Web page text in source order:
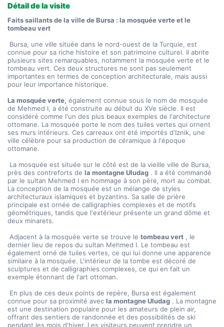
Détail de la visite
Faits saillants de la ville de Bursa : la mosquée verte et le
tombeau vert
connue pour sa riche histoire et son patrimoine culturel. Il abrite
plusieurs sites remarquables, notamment la mosquée verte et le
tombeau vert. Ces deux structures ne sont pas seulement
importantes en termes de conception architecturale, mais aussi
pour leur importance historique.
La mosquée verte, également connue sous le nom de mosquée
de Mehmed I, a été construite au début du XVe siècle. Il est
considéré comme l'un des plus beaux exemples de l'architecture
ottomane. La mosquée porte le nom des tuiles vertes qui ornent
ses murs intérieurs. Ces carreaux ont été importés d'Iznik, une
ville célèbre pour sa production de céramique à l'époque
ottomane.
près des contreforts de la montagne Uludag . Il a été commandé
par le sultan Mehmed I en hommage à son père, mort au combat.
La conception de la mosquée est un mélange de styles
architecturaux islamiques et byzantins. Sa salle de prière
principale est ornée de calligraphies complexes et de motifs
géométriques, tandis que l'extérieur présente un grand dôme et
deux minarets.
Adjacent à la mosquée verte se trouve le tombeau vert , le
dernier lieu de repos du sultan Mehmed I. Le tombeau est
également orné de tuiles vertes, ce qui lui donne une apparence
similaire à la mosquée. L'intérieur de la tombe est décoré de
sculptures et de calligraphies complexes, ce qui en fait un
exemple étonnant de l'art ottoman.
connue pour sa proximité avec la montagne Uludag . La montagne
est une destination populaire pour les amateurs de plein air,
offrant des sentiers de randonnée et des possibilités de ski
pendant les mois d'hiver. Les visiteurs peuvent prendre un